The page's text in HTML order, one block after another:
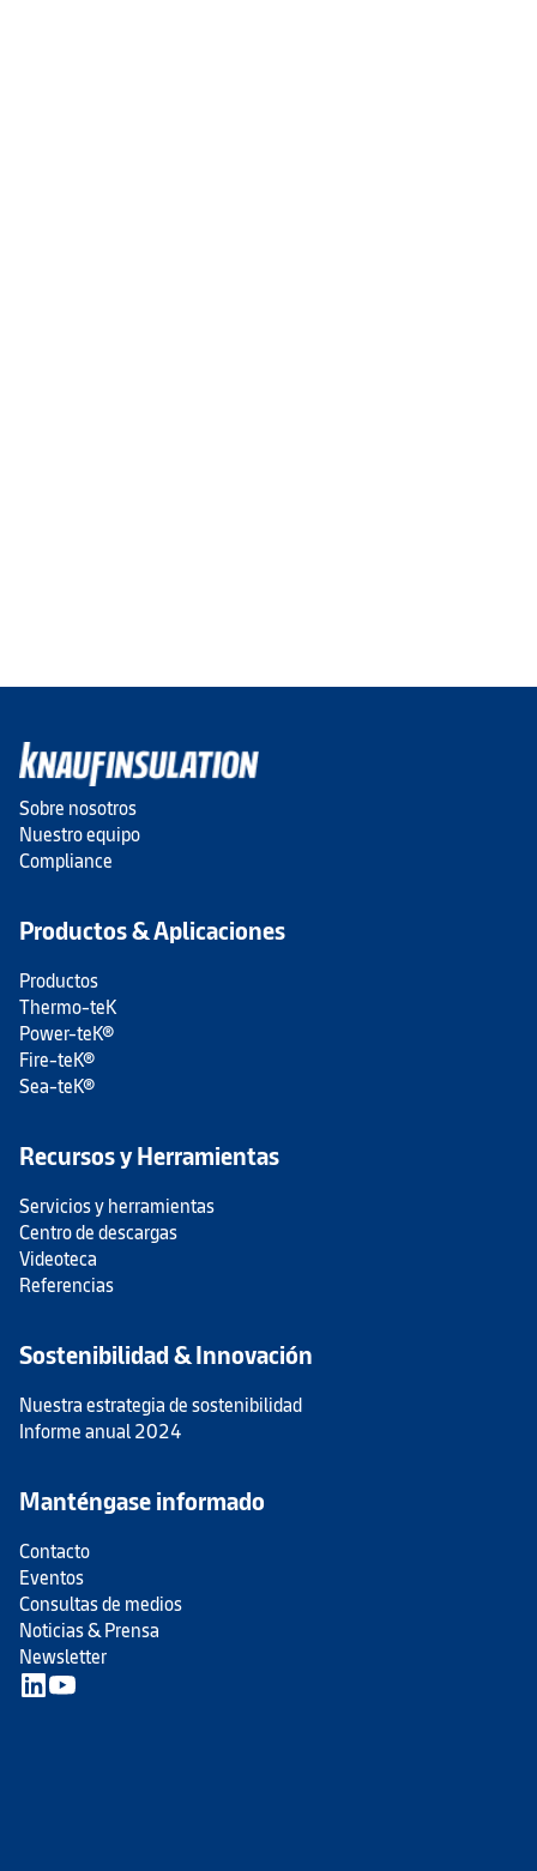
Sobre nosotros
Nuestro equipo
Compliance
Productos & Aplicaciones
Productos
Thermo-teK
Power-teK®
Fire-teK®
Sea-teK®
Recursos y Herramientas
Servicios y herramientas
Centro de descargas
Videoteca
Referencias
Sostenibilidad & Innovación
Nuestra estrategia de sostenibilidad
Informe anual 2024
Manténgase informado
Contacto
Eventos
Consultas de medios
Noticias & Prensa
Newsletter